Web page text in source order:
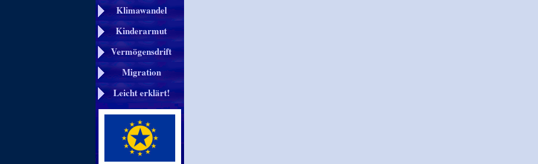
Klimawandel
Kinderarmut
Vermögensdrift
Migration
Leicht erklärt!